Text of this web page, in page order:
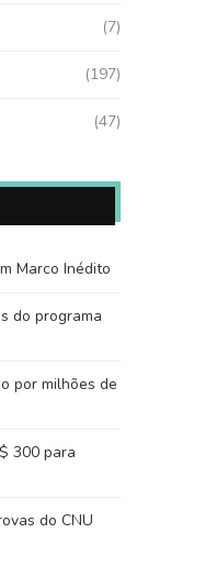
(7)
(197)
(47)
Marco Inédito
do programa
por milhões de
300 para
do CNU